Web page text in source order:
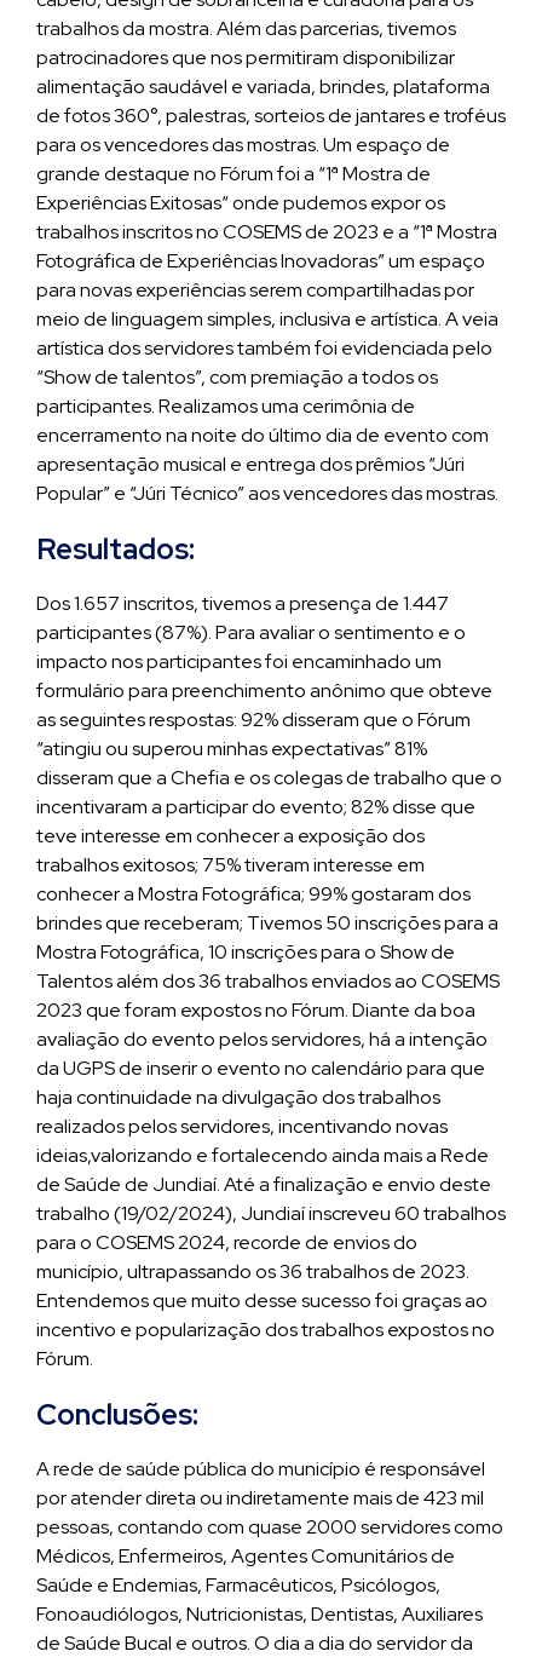
trabalhos da mostra. Além das parcerias, tivemos
patrocinadores que nos permitiram disponibilizar
alimentação saudável e variada, brindes, plataforma
de fotos 360°, palestras, sorteios de jantares e troféus
para os vencedores das mostras. Um espaço de
grande destaque no Fórum foi a “1ª Mostra de
Experiências Exitosas“ onde pudemos expor os
trabalhos inscritos no COSEMS de 2023 e a “1ª Mostra
Fotográfica de Experiências Inovadoras” um espaço
para novas experiências serem compartilhadas por
meio de linguagem simples, inclusiva e artística. A veia
artística dos servidores também foi evidenciada pelo
“Show de talentos”, com premiação a todos os
participantes. Realizamos uma cerimônia de
encerramento na noite do último dia de evento com
apresentação musical e entrega dos prêmios “Júri
Popular” e “Júri Técnico” aos vencedores das mostras.
Resultados:
Dos 1.657 inscritos, tivemos a presença de 1.447
participantes (87%). Para avaliar o sentimento e o
impacto nos participantes foi encaminhado um
formulário para preenchimento anônimo que obteve
as seguintes respostas: 92% disseram que o Fórum
“atingiu ou superou minhas expectativas” 81%
disseram que a Chefia e os colegas de trabalho que o
incentivaram a participar do evento; 82% disse que
teve interesse em conhecer a exposição dos
trabalhos exitosos; 75% tiveram interesse em
conhecer a Mostra Fotográfica; 99% gostaram dos
brindes que receberam; Tivemos 50 inscrições para a
Mostra Fotográfica, 10 inscrições para o Show de
Talentos além dos 36 trabalhos enviados ao COSEMS
2023 que foram expostos no Fórum. Diante da boa
avaliação do evento pelos servidores, há a intenção
da UGPS de inserir o evento no calendário para que
haja continuidade na divulgação dos trabalhos
realizados pelos servidores, incentivando novas
ideias,valorizando e fortalecendo ainda mais a Rede
de Saúde de Jundiaí. Até a finalização e envio deste
trabalho (19/02/2024), Jundiaí inscreveu 60 trabalhos
para o COSEMS 2024, recorde de envios do
município, ultrapassando os 36 trabalhos de 2023.
Entendemos que muito desse sucesso foi graças ao
incentivo e popularização dos trabalhos expostos no
Fórum.
Conclusões:
A rede de saúde pública do município é responsável
por atender direta ou indiretamente mais de 423 mil
pessoas, contando com quase 2000 servidores como
Médicos, Enfermeiros, Agentes Comunitários de
Saúde e Endemias, Farmacêuticos, Psicólogos,
Fonoaudiólogos, Nutricionistas, Dentistas, Auxiliares
de Saúde Bucal e outros. O dia a dia do servidor da